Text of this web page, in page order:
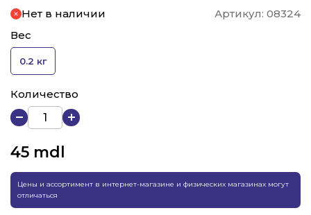
Нет в наличии Артикул: 08324
Вес
0.2 кг
Количество
45 mdl
Цены и ассортимент в интернет-магазине и физических магазинах могут
отличаться